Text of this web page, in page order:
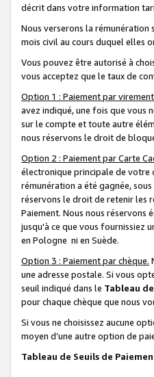
décrit dans votre information
Nous verserons la
mois civil au cours duquel elles
Vous pouvez être autorisé à
vous acceptez que le taux de
Option 1 : Paiement par
avez indiqué, une fois que vous
sur le compte et toute autre
nous réservons le droit de
Option 2 : Paiement par Carte
électronique principale de votre
rémunération a été gagnée,
réservons le droit de retenir les
Paiement. Nous nous réservons
jusqu'à ce que vous fournissiez
en Pologne ni en Suède.
Option 3 : Paiement par chèque.
une adresse postale. Si vous
seuil indiqué dans le Tableau
pour chaque chèque que nous
Si vous ne choisissez aucune
moyen d’une autre option de
Tableau de Seuils de